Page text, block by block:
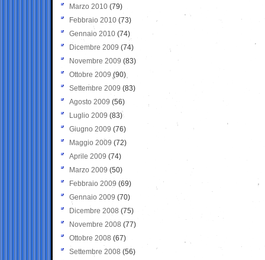
Marzo 2010 (79)
Febbraio 2010 (73)
Gennaio 2010 (74)
Dicembre 2009 (74)
Novembre 2009 (83)
Ottobre 2009 (90)
Settembre 2009 (83)
Agosto 2009 (56)
Luglio 2009 (83)
Giugno 2009 (76)
Maggio 2009 (72)
Aprile 2009 (74)
Marzo 2009 (50)
Febbraio 2009 (69)
Gennaio 2009 (70)
Dicembre 2008 (75)
Novembre 2008 (77)
Ottobre 2008 (67)
Settembre 2008 (56)